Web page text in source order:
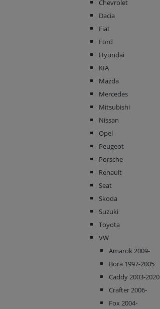
Chevrolet
Dacia
Fiat
Ford
Hyundai
KIA
Mazda
Mercedes
Mitsubishi
Nissan
Opel
Peugeot
Porsche
Renault
Seat
Skoda
Suzuki
Toyota
VW
Amarok 2009-
Bora 1997-2005
Caddy 2003-2020
Crafter 2006-
Fox 2004-